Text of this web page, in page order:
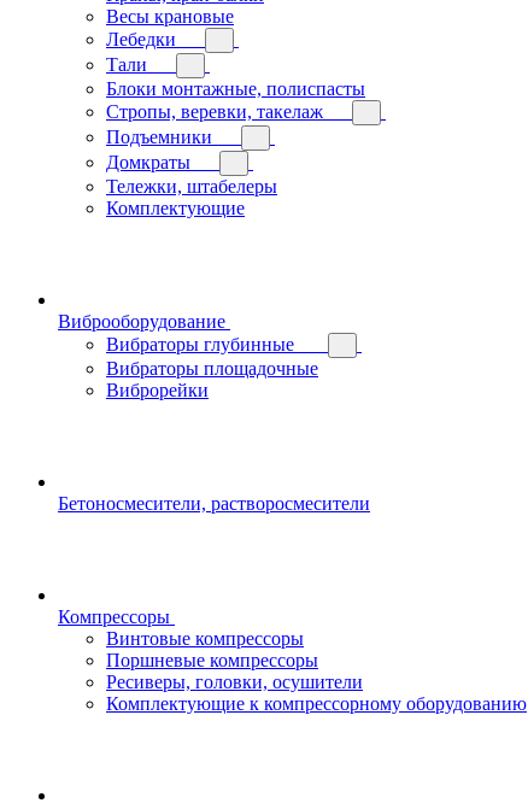
Весы крановые
Лебедки
Тали
Блоки монтажные, полиспасты
Стропы, веревки, такелаж
Подъемники
Домкраты
Тележки, штабелеры
Комплектующие
Виброоборудование
Вибраторы глубинные
Вибраторы площадочные
Виброрейки
Бетоносмесители, растворосмесители
Компрессоры
Винтовые компрессоры
Поршневые компрессоры
Ресиверы, головки, осушители
Комплектующие к компрессорному оборудованию